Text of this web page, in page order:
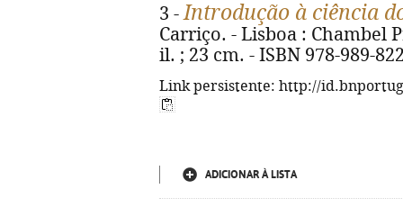
3 -Introdução à ciência
Carriço. - Lisboa : Chambel
il. ; 23 cm. - ISBN 978-989-
Link persistente: http://
ADICIONAR À LISTA